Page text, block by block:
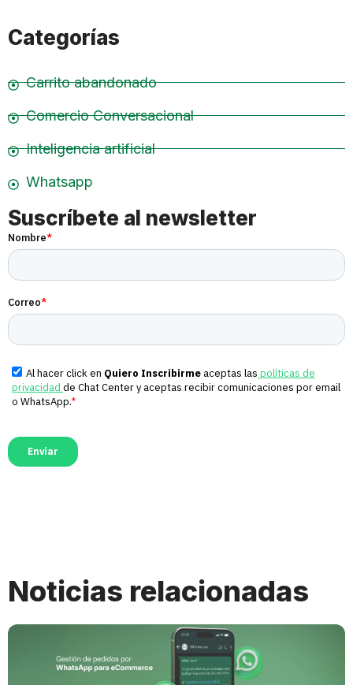
Categorías
Carrito abandonado
Comercio Conversacional
Inteligencia artificial
Whatsapp
Suscríbete al newsletter
Noticias relacionadas